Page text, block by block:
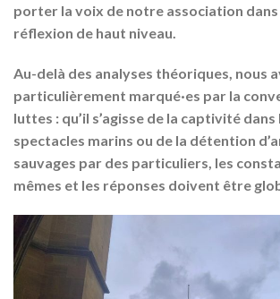
porter la voix de notre association dans
réflexion de haut niveau.
Au-delà des analyses théoriques, nous
particulièrement marqué·es par la
luttes : qu’il s’agisse de la captivité dans
spectacles marins ou de la détention
sauvages par des particuliers, les
mêmes et les réponses doivent être